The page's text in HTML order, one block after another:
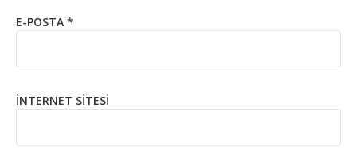
E-POSTA *
İNTERNET SITESI